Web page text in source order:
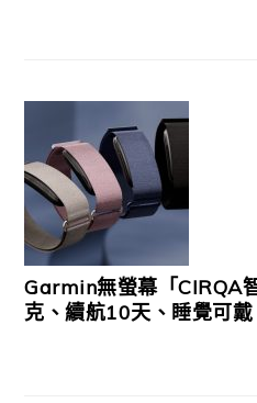
Garmin無螢幕「CIRQA
克、續航10天、睡覺可戴